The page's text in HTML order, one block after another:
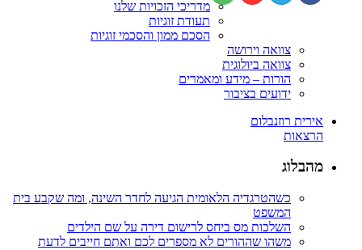
מדריכי הזכויות שלנו
תעודת זוגיות
הסכם ממון והסכמי זוגיות
צוואה וירושה
צוואה ביולוגית
הורות – מידע ומאמרים
ידועים בציבור
אירית רוזנבלום
הרצאות
מהבלוג
כשהטרגדיה הלאומית הגיעה לחדר השינה, ומה שקבע בית
המשפט
השלכות מס ביחס לרישום דירה על שם הילדים
משהו שההורים לא מספרים לכם ואתם חייבים לדעת